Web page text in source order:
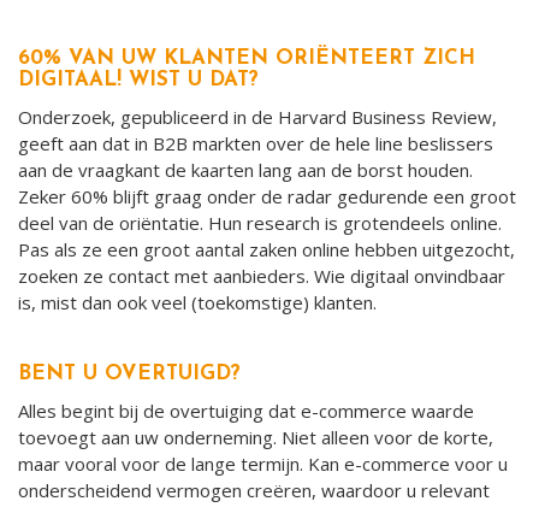
60% VAN UW KLANTEN ORIËNTEERT ZICH
DIGITAAL! WIST U DAT?
Onderzoek, gepubliceerd in de Harvard Business Review,
geeft aan dat in B2B markten over de hele line beslissers
aan de vraagkant de kaarten lang aan de borst houden.
Zeker 60% blijft graag onder de radar gedurende een groot
deel van de oriëntatie. Hun research is grotendeels online.
Pas als ze een groot aantal zaken online hebben uitgezocht,
zoeken ze contact met aanbieders. Wie digitaal onvindbaar
is, mist dan ook veel (toekomstige) klanten.
BENT U OVERTUIGD?
Alles begint bij de overtuiging dat e-commerce waarde
toevoegt aan uw onderneming. Niet alleen voor de korte,
maar vooral voor de lange termijn. Kan e-commerce voor u
onderscheidend vermogen creëren, waardoor u relevant